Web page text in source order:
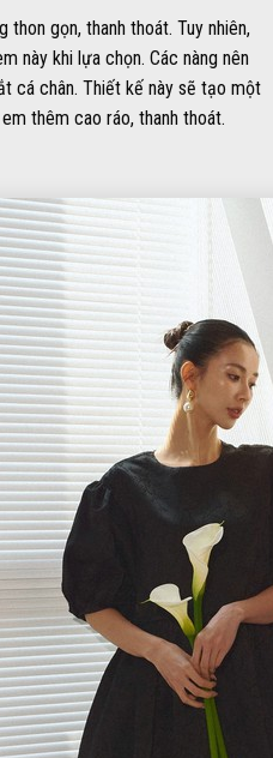
thon gọn, thanh thoát. Tuy nhiên,
này khi lựa chọn. Các nàng nên
cá chân. Thiết kế này sẽ tạo một
thêm cao ráo, thanh thoát.